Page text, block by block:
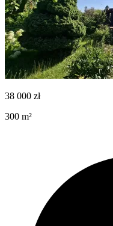
38 000 zł
300 m²